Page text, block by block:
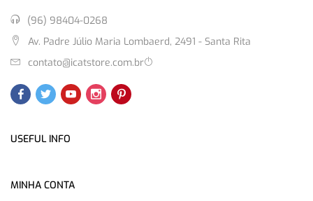
(96) 98404-0268
Av. Padre Júlio Maria Lombaerd, 2491 - Santa Rita
contato@icatstore.com.br
USEFUL INFO
MINHA CONTA